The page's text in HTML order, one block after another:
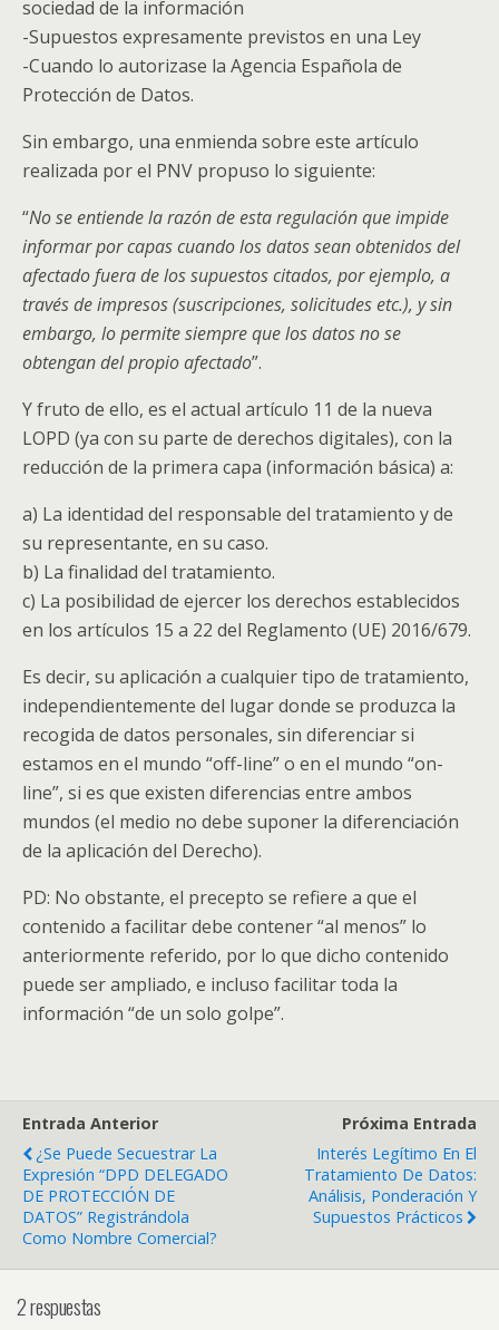
sociedad de la información
-Supuestos expresamente previstos en una Ley
-Cuando lo autorizase la Agencia Española de
Protección de Datos.
Sin embargo, una enmienda sobre este artículo
realizada por el PNV propuso lo siguiente:
“No se entiende la razón de esta regulación que impide
informar por capas cuando los datos sean obtenidos del
afectado fuera de los supuestos citados, por ejemplo, a
través de impresos (suscripciones, solicitudes etc.), y sin
embargo, lo permite siempre que los datos no se
obtengan del propio afectado”.
Y fruto de ello, es el actual artículo 11 de la nueva
LOPD (ya con su parte de derechos digitales), con la
reducción de la primera capa (información básica) a:
a) La identidad del responsable del tratamiento y de
su representante, en su caso.
b) La finalidad del tratamiento.
c) La posibilidad de ejercer los derechos establecidos
en los artículos 15 a 22 del Reglamento (UE) 2016/679.
Es decir, su aplicación a cualquier tipo de tratamiento,
independientemente del lugar donde se produzca la
recogida de datos personales, sin diferenciar si
estamos en el mundo “off-line” o en el mundo “on-
line”, si es que existen diferencias entre ambos
mundos (el medio no debe suponer la diferenciación
de la aplicación del Derecho).
PD: No obstante, el precepto se refiere a que el
contenido a facilitar debe contener “al menos” lo
anteriormente referido, por lo que dicho contenido
puede ser ampliado, e incluso facilitar toda la
información “de un solo golpe”.
Entrada Anterior
¿Se Puede Secuestrar La
Expresión “DPD DELEGADO
DE PROTECCIÓN DE
DATOS” Registrándola
Como Nombre Comercial?
Próxima Entrada
Interés Legítimo En El
Tratamiento De Datos:
Análisis, Ponderación Y
Supuestos Prácticos
2 respuestas